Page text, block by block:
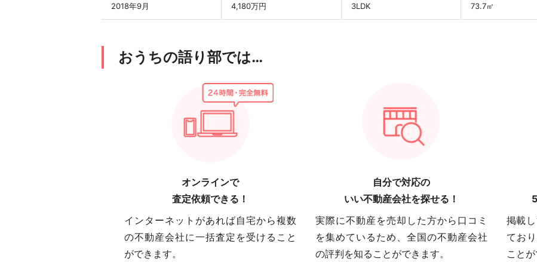
2018年9月 4,180万円 3LDK 73.7㎡
おうちの語り部では…
オンラインで
査定依頼できる！
インターネットがあれば自宅から複数
の不動産会社に一括査定を受けること
ができます。
自分で対応の
いい不動産会社を探せる！
実際に不動産を売却した方から口コミ
を集めているため、全国の不動産会社
の評判を知ることができます。
掲載
てお
ことが